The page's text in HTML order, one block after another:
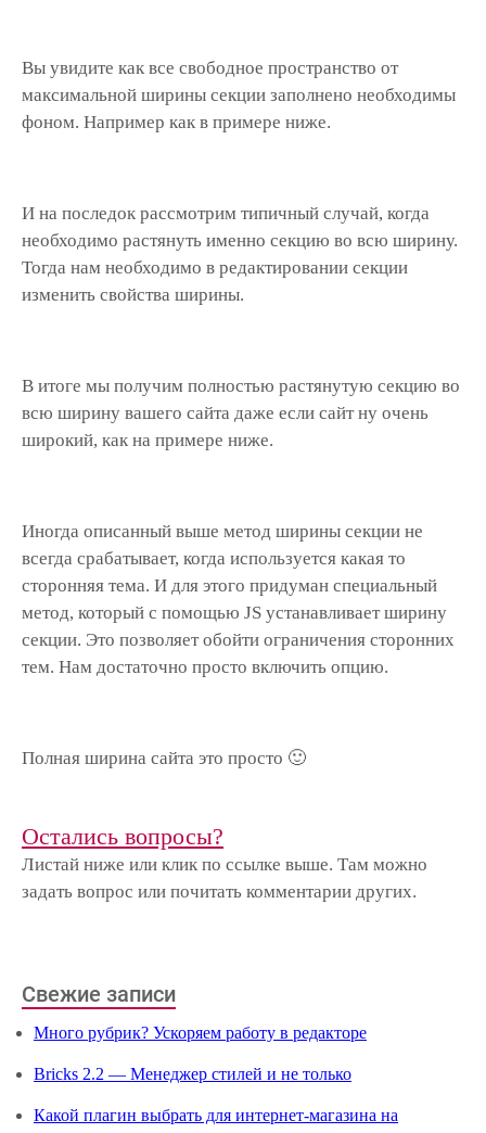
Вы увидите как все свободное пространство от
максимальной ширины секции заполнено необходимы
фоном. Например как в примере ниже.
И на последок рассмотрим типичный случай, когда
необходимо растянуть именно секцию во всю ширину.
Тогда нам необходимо в редактировании секции
изменить свойства ширины.
В итоге мы получим полностью растянутую секцию во
всю ширину вашего сайта даже если сайт ну очень
широкий, как на примере ниже.
Иногда описанный выше метод ширины секции не
всегда срабатывает, когда используется какая то
сторонняя тема. И для этого придуман специальный
метод, который с помощью JS устанавливает ширину
секции. Это позволяет обойти ограничения сторонних
тем. Нам достаточно просто включить опцию.
Полная ширина сайта это просто 🙂
Остались вопросы?
Листай ниже или клик по ссылке выше. Там можно
задать вопрос или почитать комментарии других.
Свежие записи
Много рубрик? Ускоряем работу в редакторе
Bricks 2.2 — Менеджер стилей и не только
Какой плагин выбрать для интернет-магазина на